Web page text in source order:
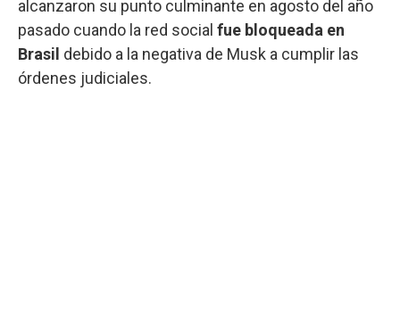
alcanzaron su punto culminante en agosto del año
pasado cuando la red social fue bloqueada en
Brasil debido a la negativa de Musk a cumplir las
órdenes judiciales.